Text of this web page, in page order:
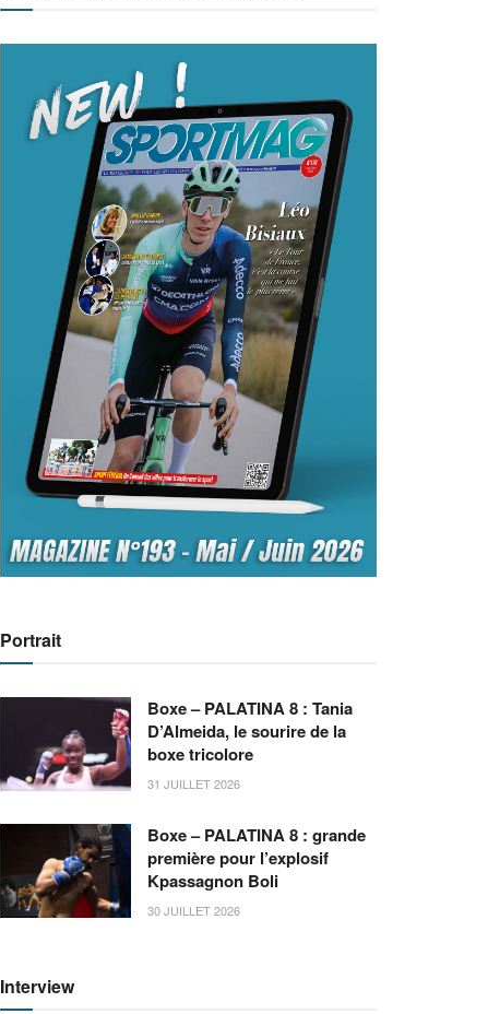
Portrait
Boxe – PALATINA 8 : Tania
D’Almeida, le sourire de la
boxe tricolore
31 JUILLET 2026
Boxe – PALATINA 8 : grande
première pour l’explosif
Kpassagnon Boli
30 JUILLET 2026
Interview